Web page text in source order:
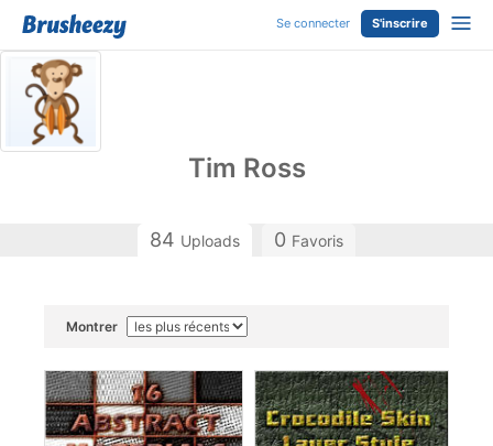
Se connecter S'inscrire
Tim Ross
84 Uploads 0 Favoris
Montrer